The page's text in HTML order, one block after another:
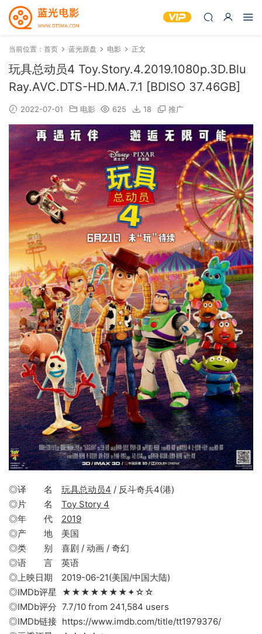
当前位置： 首页 蓝光原盘 电影 正文
玩具总动员4 Toy.Story.4.2019.1080p.3D.Blu
Ray.AVC.DTS-HD.MA.7.1 [BDISO 37.46GB]
2022-07-01 电影 625 18 推广
◎译 名 玩具总动员4 / 反斗奇兵4(港)
◎片 名 Toy Story 4
◎年 代 2019
◎产 地 美国
◎类 别 喜剧 / 动画 / 奇幻
◎语 言 英语
◎上映日期 2019-06-21(美国/中国大陆)
◎IMDb评星 ★★★★★★★✦☆☆
◎IMDb评分 7.7/10 from 241,584 users
◎IMDb链接 https://www.imdb.com/title/tt1979376/